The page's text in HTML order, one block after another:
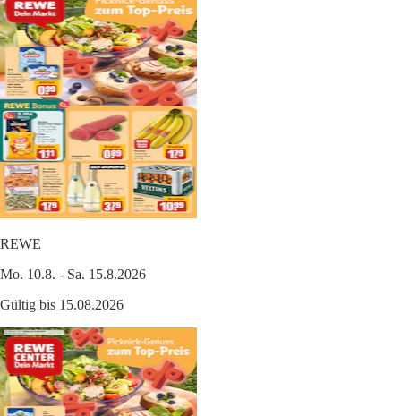
REWE
Mo. 10.8. - Sa. 15.8.2026
Gültig bis 15.08.2026